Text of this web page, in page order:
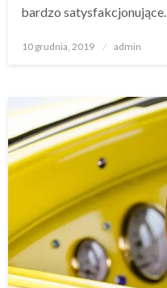
bardzo satysfakcjonujące…
Opublikowane
10 grudnia, 2019 admin